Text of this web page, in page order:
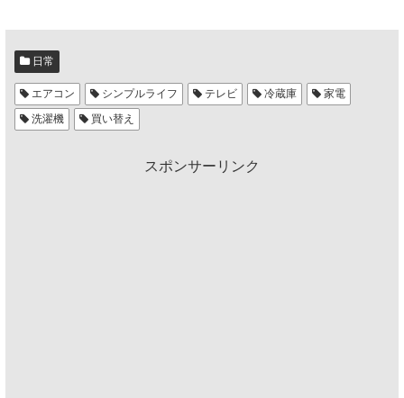
日常
エアコン シンプルライフ テレビ 冷蔵庫
家電
洗濯機
買い替え
スポンサーリンク